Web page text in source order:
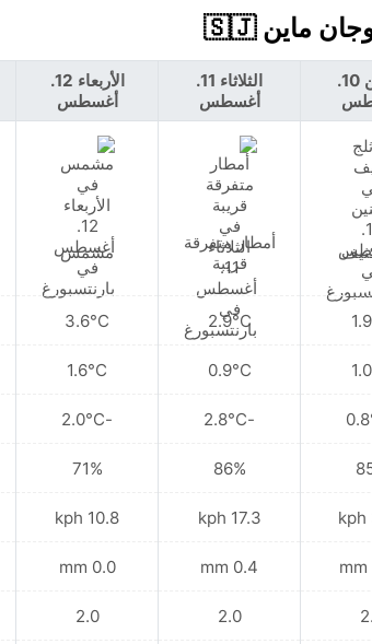
الاثنين 10.
الثلاثاء 11.
أغسطس
أمطار متفرقة
قريبة
2.9°C
0.9°C
-2.8°C
86%
17.3 kph
0.4 mm
2.0
الأربعاء 12.
أغسطس
مشمس
3.6°C
1.6°C
-2.0°C
71%
10.8 kph
0.0 mm
2.0